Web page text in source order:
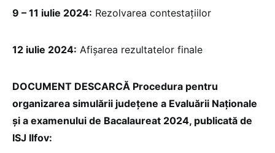
9 – 11 iulie 2024: Rezolvarea contestațiilor
12 iulie 2024: Afișarea rezultatelor finale
DOCUMENT DESCARCĂ Procedura pentru
organizarea simulării județene a Evaluării Naționale
și a examenului de Bacalaureat 2024, publicată de
ISJ Ilfov: